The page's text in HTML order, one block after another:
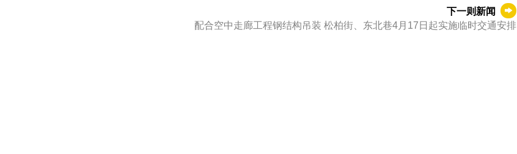
下一则新闻
配合空中走廊工程钢结构吊装 松柏街、东北巷4月17日起实施临时交通安排